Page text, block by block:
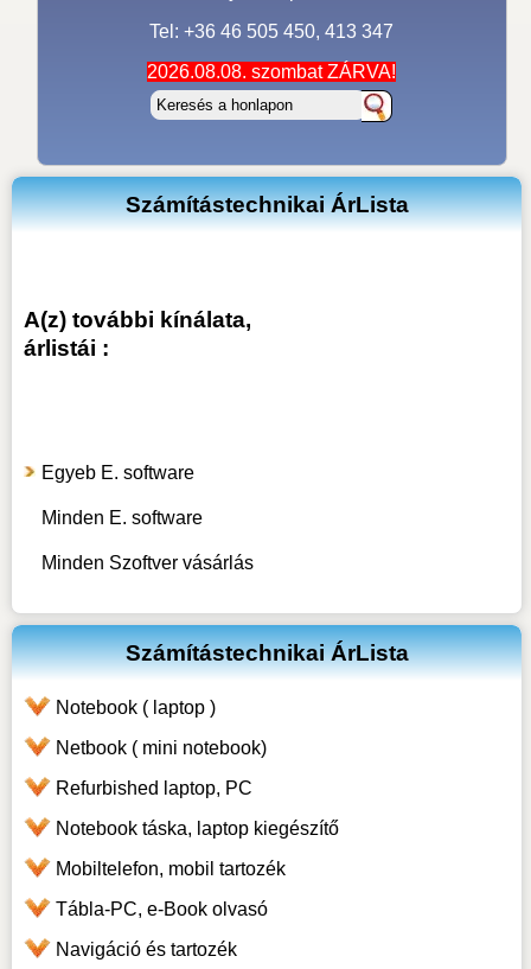
Tel: +36 46 505 450, 413 347
2026.08.08. szombat ZÁRVA!
Számítástechnikai ÁrLista
A(z) további kínálata,
árlistái :
Egyeb E. software
Minden E. software
Minden Szoftver vásárlás
Számítástechnikai ÁrLista
Notebook ( laptop )
Netbook ( mini notebook)
Refurbished laptop, PC
Notebook táska, laptop kiegészítő
Mobiltelefon, mobil tartozék
Tábla-PC, e-Book olvasó
Navigáció és tartozék